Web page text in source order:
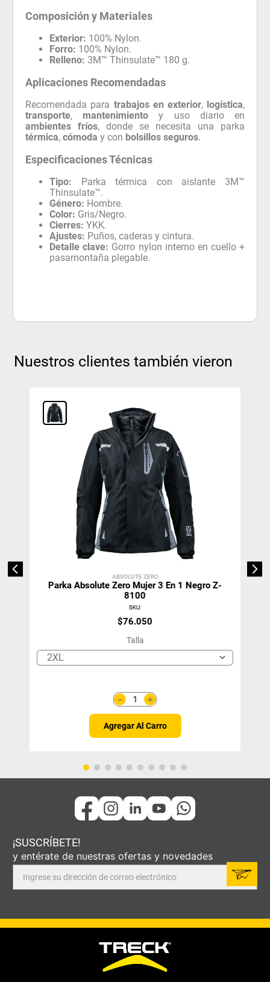
Composición y Materiales
Exterior: 100% Nylon.
Forro: 100% Nylon.
Relleno: 3M™ Thinsulate™ 180 g.
Aplicaciones Recomendadas
Recomendada para trabajos en exterior, logística,
transporte, mantenimiento y uso diario en
ambientes fríos, donde se necesita una parka
térmica,cómoda y con bolsillos seguros.
Especificaciones Técnicas
Tipo: Parka térmica con aislante 3M™
Thinsulate™.
Género: Hombre.
Color: Gris/Negro.
Cierres: YKK.
Ajustes: Puños, caderas y cintura.
Detalle clave: Gorro nylon interno en cuello +
pasamontaña plegable.
Nuestros clientes también vieron
ABSOLUTE ZERO
Parka Absolute Zero Mujer 3 En 1 Negro Z-
8100
SKU:
$76.050
Talla
2XL
＋
－
Agregar Al Carro
¡SUSCRÍBETE!
y entérate de nuestras ofertas y novedades